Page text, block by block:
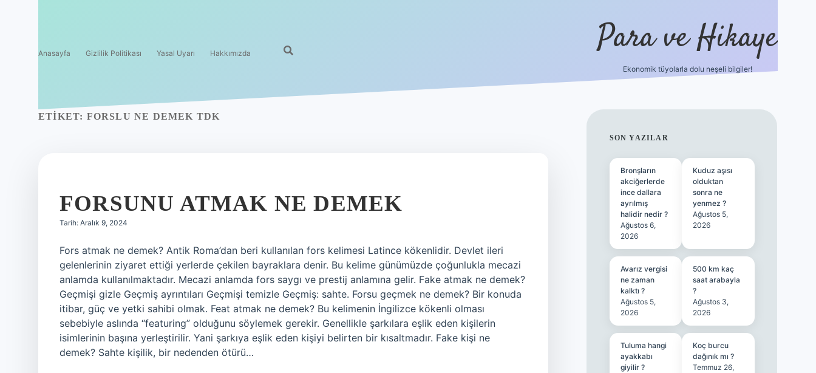
Anasayfa Gizlilik Politikası Yasal Uyarı Hakkımızda Para ve Hikaye
Ekonomik tüyolarla dolu neşeli bilgiler!
ETIKET: FORSLU NE DEMEK TDK
FORSUNU ATMAK NE DEMEK
Tarih: Aralık 9, 2024
Fors atmak ne demek? Antik Roma’dan beri kullanılan fors kelimesi Latince kökenlidir. Devlet ileri
gelenlerinin ziyaret ettiği yerlerde çekilen bayraklara denir. Bu kelime günümüzde çoğunlukla mecazi
anlamda kullanılmaktadır. Mecazi anlamda fors saygı ve prestij anlamına gelir. Fake atmak ne demek?
Geçmişi gizle Geçmiş ayrıntıları Geçmişi temizle Geçmiş: sahte. Forsu geçmek ne demek? Bir konuda
itibar, güç ve yetki sahibi olmak. Feat atmak ne demek? Bu kelimenin İngilizce kökenli olması
sebebiyle aslında “featuring” olduğunu söylemek gerekir. Genellikle şarkılara eşlik eden kişilerin
isimlerinin başına yerleştirilir. Yani şarkıya eşlik eden kişiyi belirten bir kısaltmadır. Fake kişi ne
demek? Sahte kişilik, bir nedenden ötürü…
SIDEBAR
SON YAZILAR
Bronşların
akciğerlerde
ince dallara
ayrılmış
halidir nedir ?
Ağustos 6,
2026
Kuduz aşısı
olduktan
sonra ne
yenmez ?
Ağustos 5,
2026
Avarız vergisi
ne zaman
kalktı ?
Ağustos 5,
2026
500 km kaç
saat arabayla
?
Ağustos 3,
2026
Tuluma hangi
ayakkabı
giyilir ?
Koç burcu
dağınık mı ?
Temmuz 26,
https://elexbetgiris.org/